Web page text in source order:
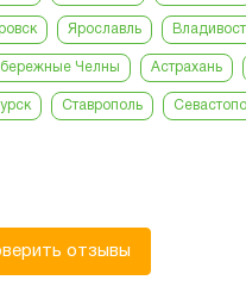
Ярославль
Челны Астрахань
Ставрополь
отзывы